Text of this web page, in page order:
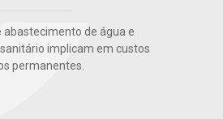
abastecimento de água e
implicam em custos
permanentes.